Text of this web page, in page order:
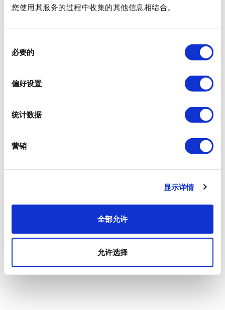
您使用其服务的过程中收集的其他信息相结合。
必要的
偏好设置
统计数据
营销
显示详情
全部允许
允许选择